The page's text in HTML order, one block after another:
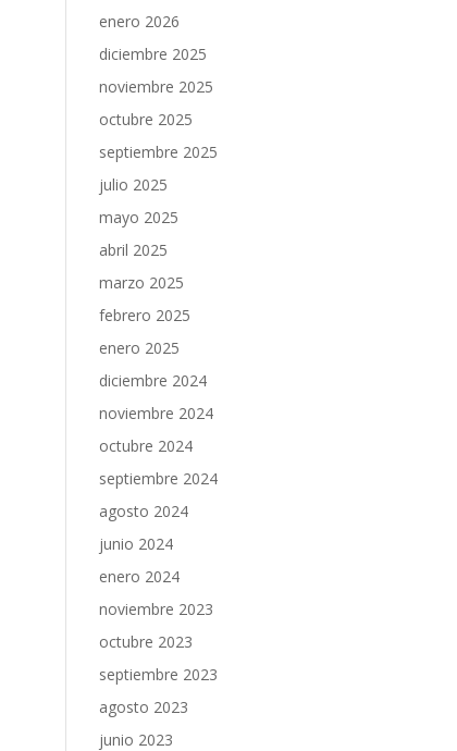
enero 2026
diciembre 2025
noviembre 2025
octubre 2025
septiembre 2025
julio 2025
mayo 2025
abril 2025
marzo 2025
febrero 2025
enero 2025
diciembre 2024
noviembre 2024
octubre 2024
septiembre 2024
agosto 2024
junio 2024
enero 2024
noviembre 2023
octubre 2023
septiembre 2023
agosto 2023
junio 2023